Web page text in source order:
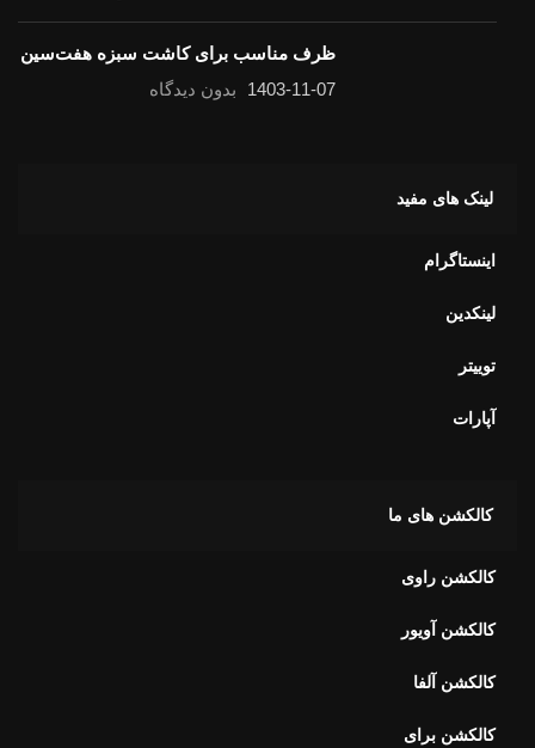
ظرف مناسب برای کاشت سبزه هفت‌سین
1403-11-07
بدون دیدگاه
لینک های مفید
اینستاگرام
لینکدین
توییتر
آپارات
کالکشن های ما
کالکشن راوی
کالکشن آویور
کالکشن آلفا
کالکشن برای